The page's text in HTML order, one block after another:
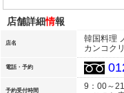
店舗詳細情報
店名
韓国料理
カンコク
電話・予約
予約受付時間
9：00～